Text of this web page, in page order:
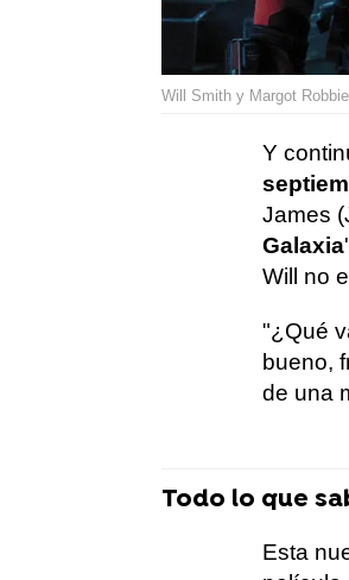
Will Smith y Margot
Y
James
Galaxia
Will no
"¿Qué
bueno,
de una
Todo lo que
Esta